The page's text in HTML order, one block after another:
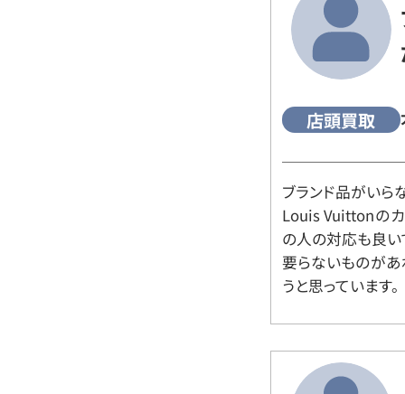
店頭買取
ブランド品がいら
Louis Vuittonの
の人の対応も良い
要らないものがあ
うと思っています。